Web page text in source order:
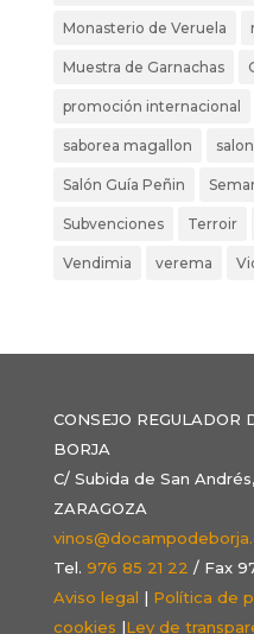
Monasterio de Veruela
Muestra de Garnachas
promoción internacional
saborea magallon
Salón Guía Peñin
Subvenciones Terroir
Vendimia verema
CONSEJO REGULADOR
BORJA
C/ Subida de San
ZARAGOZA
Tel. 976 85 21 22 / Fax
Aviso legal | Política de
cookies |Ley de